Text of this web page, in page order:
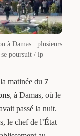
à Damas : plusieurs
se poursuit / lp
matinée du 7
, à Damas, où le
avait passé la nuit.
le chef de l’État